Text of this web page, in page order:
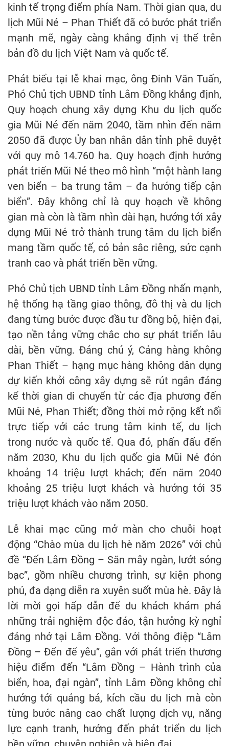
kinh tế trọng điểm phía Nam. Thời gian qua, du
lịch Mũi Né – Phan Thiết đã có bước phát triển
mạnh mẽ, ngày càng khẳng định vị thế trên
bản đồ du lịch Việt Nam và quốc tế.
Phát biểu tại lễ khai mạc, ông Đinh Văn Tuấn,
Phó Chủ tịch UBND tỉnh Lâm Đồng khẳng định,
Quy hoạch chung xây dựng Khu du lịch quốc
gia Mũi Né đến năm 2040, tầm nhìn đến năm
2050 đã được Ủy ban nhân dân tỉnh phê duyệt
với quy mô 14.760 ha. Quy hoạch định hướng
phát triển Mũi Né theo mô hình “một hành lang
ven biển – ba trung tâm – đa hướng tiếp cận
biển”. Đây không chỉ là quy hoạch về không
gian mà còn là tầm nhìn dài hạn, hướng tới xây
dựng Mũi Né trở thành trung tâm du lịch biển
mang tầm quốc tế, có bản sắc riêng, sức cạnh
tranh cao và phát triển bền vững.
Phó Chủ tịch UBND tỉnh Lâm Đồng nhấn mạnh,
hệ thống hạ tầng giao thông, đô thị và du lịch
đang từng bước được đầu tư đồng bộ, hiện đại,
tạo nền tảng vững chắc cho sự phát triển lâu
dài, bền vững. Đáng chú ý, Cảng hàng không
Phan Thiết – hạng mục hàng không dân dụng
dự kiến khởi công xây dựng sẽ rút ngắn đáng
kể thời gian di chuyển từ các địa phương đến
Mũi Né, Phan Thiết; đồng thời mở rộng kết nối
trực tiếp với các trung tâm kinh tế, du lịch
trong nước và quốc tế. Qua đó, phấn đấu đến
năm 2030, Khu du lịch quốc gia Mũi Né đón
khoảng 14 triệu lượt khách; đến năm 2040
khoảng 25 triệu lượt khách và hướng tới 35
triệu lượt khách vào năm 2050.
Lễ khai mạc cũng mở màn cho chuỗi hoạt
động “Chào mùa du lịch hè năm 2026” với chủ
đề “Đến Lâm Đồng – Săn mây ngàn, lướt sóng
bạc”, gồm nhiều chương trình, sự kiện phong
phú, đa dạng diễn ra xuyên suốt mùa hè. Đây là
lời mời gọi hấp dẫn để du khách khám phá
những trải nghiệm độc đáo, tận hưởng kỳ nghỉ
đáng nhớ tại Lâm Đồng. Với thông điệp “Lâm
Đồng – Đến để yêu”, gắn với phát triển thương
hiệu điểm đến “Lâm Đồng – Hành trình của
biển, hoa, đại ngàn”, tỉnh Lâm Đồng không chỉ
hướng tới quảng bá, kích cầu du lịch mà còn
từng bước nâng cao chất lượng dịch vụ, năng
lực cạnh tranh, hướng đến phát triển du lịch